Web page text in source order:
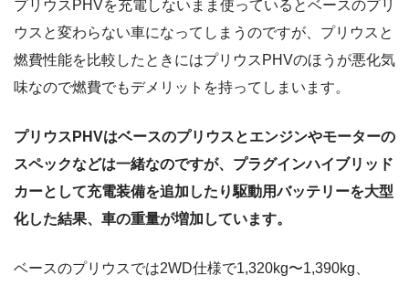
プリウスPHVを充電しないまま使っているとベースのプリ
ウスと変わらない車になってしまうのですが、プリウスと
燃費性能を比較したときにはプリウスPHVのほうが悪化気
味なので燃費でもデメリットを持ってしまいます。
プリウスPHVはベースのプリウスとエンジンやモーターの
スペックなどは一緒なのですが、プラグインハイブリッド
カーとして充電装備を追加したり駆動用バッテリーを大型
化した結果、車の重量が増加しています。
ベースのプリウスでは2WD仕様で1,320kg〜1,390kg、